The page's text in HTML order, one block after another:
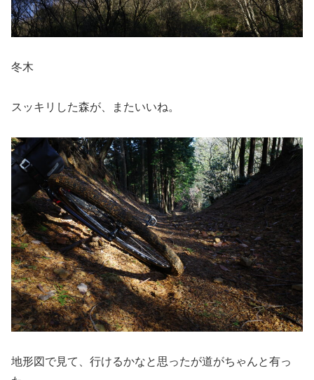
冬木
スッキリした森が、またいいね。
地形図で見て、行けるかなと思ったが道がちゃんと有っ